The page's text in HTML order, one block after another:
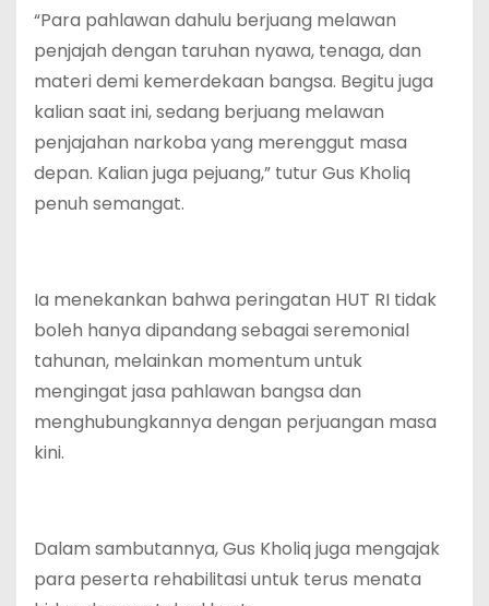
“Para pahlawan dahulu berjuang melawan
penjajah dengan taruhan nyawa, tenaga, dan
materi demi kemerdekaan bangsa. Begitu juga
kalian saat ini, sedang berjuang melawan
penjajahan narkoba yang merenggut masa
depan. Kalian juga pejuang,” tutur Gus Kholiq
penuh semangat.
Ia menekankan bahwa peringatan HUT RI tidak
boleh hanya dipandang sebagai seremonial
tahunan, melainkan momentum untuk
mengingat jasa pahlawan bangsa dan
menghubungkannya dengan perjuangan masa
kini.
Dalam sambutannya, Gus Kholiq juga mengajak
para peserta rehabilitasi untuk terus menata